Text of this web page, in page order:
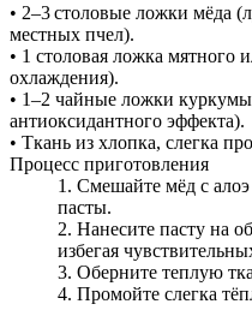
• 2–3 столовые ложки мёда
местных пчел).
• 1 столовая ложка мятного
охлаждения).
• 1–2 чайные ложки
антиоксидантного эффекта).
• Ткань из хлопка, слегка
Процесс приготовления
Смешайте мёд с
пасты.
Нанесите пасту на
избегая
Оберните теплую
Промойте слегка